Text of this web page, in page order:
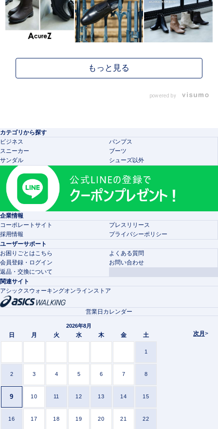
powered by
カテゴリから探す
ビジネス
パンプス
スニーカー
ブーツ
サンダル
シューズ以外
企業情報
コーポレートサイト
プレスリリース
採用情報
プライバシーポリシー
ユーザーサポート
お困りごとはこちら
よくある質問
会員登録・ログイン
お問い合わせ
返品・交換について
関連サイト
アシックスウォーキングオンラインストア
次月 >
営業日カレンダー
2026年8月
日 月 火 水 木 金 土
1
2 3 4 5 6 7 8
9 10 11 12 13 14 15
16 17 18 19 20 21 22